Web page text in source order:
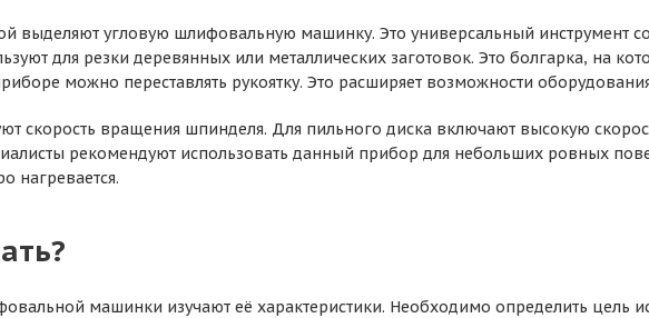
выделяют угловую шлифовальную машинку. Это универсальный инструмент
для резки деревянных или металлических заготовок. Это болгарка, на
можно переставлять рукоятку. Это расширяет возможности
скорость вращения шпинделя. Для пильного диска включают высокую
рекомендуют использовать данный прибор для небольших ровных
нагревается.
машинки изучают её характеристики. Необходимо определить цель